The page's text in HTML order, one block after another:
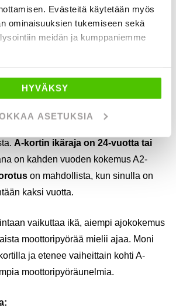
Evästeitä käytetään myös
ominaisuuksien tukemiseen sekä
meidän ja kumppaniemme
HYVÄKSY
ASETUKSIA
moottoripyöräkortti oikeuttaa
A-kortin ikäraja on 24-vuotta tai
on kahden vuoden kokemus A2-
on mahdollista, kun sinulla on
kaksi vuotta.
vaikuttaa ikä, aiempi ajokokemus
moottoripyörää mielii ajaa. Moni
ja etenee vaiheittain kohti A-
moottoripyöräunelmia.